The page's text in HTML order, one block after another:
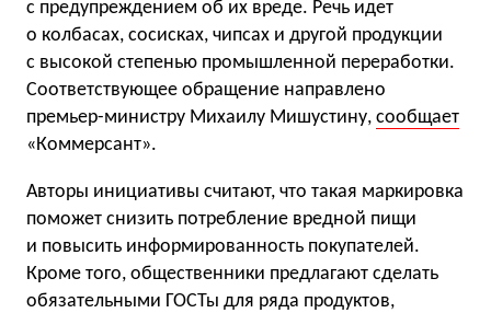
с предупреждением об их вреде. Речь идет
о колбасах, сосисках, чипсах и другой продукции
с высокой степенью промышленной переработки.
Соответствующее обращение направлено
премьер-министру Михаилу Мишустину, сообщает
«Коммерсант».
Авторы инициативы считают, что такая маркировка
поможет снизить потребление вредной пищи
и повысить информированность покупателей.
Кроме того, общественники предлагают сделать
обязательными ГОСТы для ряда продуктов,